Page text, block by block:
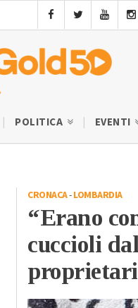
POLITICA EVENTI
CRONACA-LOMBARDIA
“Erano
cuccioli